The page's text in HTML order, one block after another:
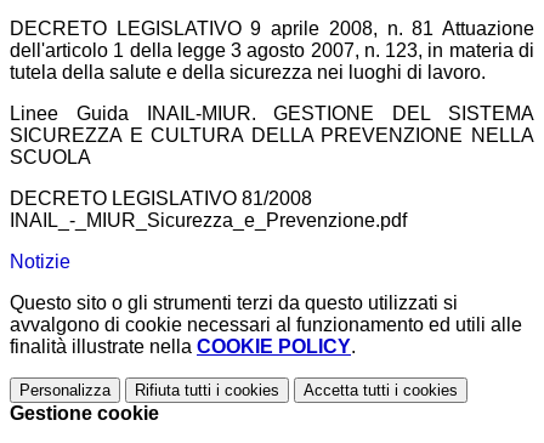
DECRETO LEGISLATIVO 9 aprile 2008, n. 81 Attuazione
dell'articolo 1 della legge 3 agosto 2007, n. 123, in materia di
tutela della salute e della sicurezza nei luoghi di lavoro.
Linee Guida INAIL-MIUR. GESTIONE DEL SISTEMA
SICUREZZA E CULTURA DELLA PREVENZIONE NELLA
SCUOLA
DECRETO LEGISLATIVO 81/2008
INAIL_-_MIUR_Sicurezza_e_Prevenzione.pdf
Notizie
Questo sito o gli strumenti terzi da questo utilizzati si
avvalgono di cookie necessari al funzionamento ed utili alle
finalità illustrate nella COOKIE POLICY.
Personalizza Rifiuta tutti i cookies Accetta tutti i cookies
Gestione cookie